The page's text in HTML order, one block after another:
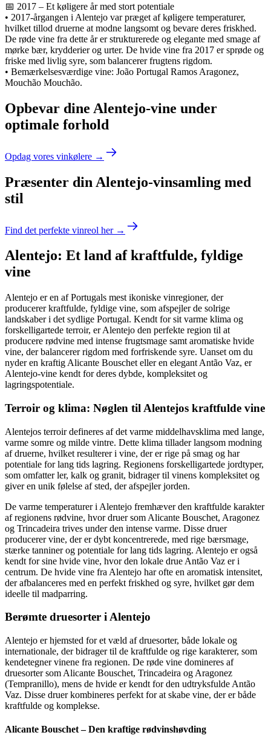
📅 2017 – Et køligere år med stort potentiale
• 2017-årgangen i Alentejo var præget af køligere temperaturer,
hvilket tillod druerne at modne langsomt og bevare deres friskhed.
De røde vine fra dette år er strukturerede og elegante med smage af
mørke bær, krydderier og urter. De hvide vine fra 2017 er sprøde og
friske med livlig syre, som balancerer frugtens rigdom.
• Bemærkelsesværdige vine: João Portugal Ramos Aragonez,
Mouchão Mouchão.
Opbevar dine Alentejo-vine under
optimale forhold
Opdag vores vinkølere →
Præsenter din Alentejo-vinsamling med
stil
Find det perfekte vinreol her →
Alentejo: Et land af kraftfulde, fyldige
vine
Alentejo er en af Portugals mest ikoniske vinregioner, der
producerer kraftfulde, fyldige vine, som afspejler de solrige
landskaber i det sydlige Portugal. Kendt for sit varme klima og
forskelligartede terroir, er Alentejo den perfekte region til at
producere rødvine med intense frugtsmage samt aromatiske hvide
vine, der balancerer rigdom med forfriskende syre. Uanset om du
nyder en kraftig Alicante Bouschet eller en elegant Antão Vaz, er
Alentejo-vine kendt for deres dybde, kompleksitet og
lagringspotentiale.
Terroir og klima: Nøglen til Alentejos kraftfulde vine
Alentejos terroir defineres af det varme middelhavsklima med lange,
varme somre og milde vintre. Dette klima tillader langsom modning
af druerne, hvilket resulterer i vine, der er rige på smag og har
potentiale for lang tids lagring. Regionens forskelligartede jordtyper,
som omfatter ler, kalk og granit, bidrager til vinens kompleksitet og
giver en unik følelse af sted, der afspejler jorden.
De varme temperaturer i Alentejo fremhæver den kraftfulde karakter
af regionens rødvine, hvor druer som Alicante Bouschet, Aragonez
og Trincadeira trives under den intense varme. Disse druer
producerer vine, der er dybt koncentrerede, med rige bærsmage,
stærke tanniner og potentiale for lang tids lagring. Alentejo er også
kendt for sine hvide vine, hvor den lokale drue Antão Vaz er i
centrum. De hvide vine fra Alentejo har ofte en aromatisk intensitet,
der afbalanceres med en perfekt friskhed og syre, hvilket gør dem
ideelle til madparring.
Berømte druesorter i Alentejo
Alentejo er hjemsted for et væld af druesorter, både lokale og
internationale, der bidrager til de kraftfulde og rige karakterer, som
kendetegner vinene fra regionen. De røde vine domineres af
druesorter som Alicante Bouschet, Trincadeira og Aragonez
(Tempranillo), mens de hvide er kendt for den udtryksfulde Antão
Vaz. Disse druer kombineres perfekt for at skabe vine, der er både
kraftfulde og komplekse.
Alicante Bouschet – Den kraftige rødvinshøvding